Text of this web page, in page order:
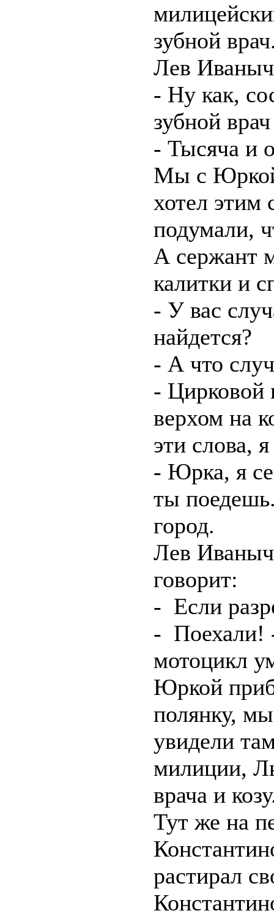
зубной
Лев
- Ну как,
зубной
- Тысяча и
Мы с
хотел этим
подумали,
А сержант
калитки и
- У вас
найдется?
- А что
- Цирковой
верхом на
эти слова,
- Юрка, я
ты
город.
Лев
говорит:
- Если
- Поехали!
мотоцикл
Юркой
полянку, мы
увидели
милиции,
врача и
Тут же на
растирал